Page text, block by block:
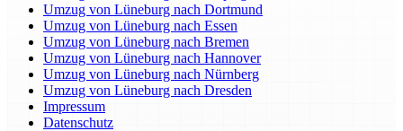
Umzug von Lüneburg nach Dortmund
Umzug von Lüneburg nach Essen
Umzug von Lüneburg nach Bremen
Umzug von Lüneburg nach Hannover
Umzug von Lüneburg nach Nürnberg
Umzug von Lüneburg nach Dresden
Impressum
Datenschutz